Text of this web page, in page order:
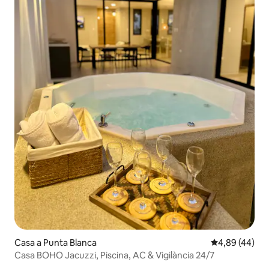
Casa a Punta Blanca 4,89 de
4,89 (44)
Casa BOHO Jacuzzi, Piscina, AC & Vigilància 24/7